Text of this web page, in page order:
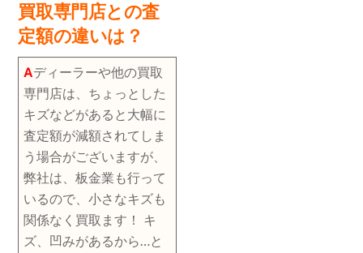
買取専門店との査
定額の違いは？
Aディーラーや他の買取
専門店は、ちょっとした
キズなどがあると大幅に
査定額が減額されてしま
う場合がございますが、
弊社は、板金業も行って
いるので、小さなキズも
関係なく買取ます！ キ
ズ、凹みがあるから…と